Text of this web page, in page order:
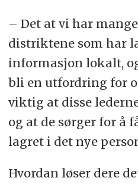
– Det at vi har
distriktene som har
informasjon lokalt,
bli en utfordring for
viktig at disse
og at de sørger for å
lagret i det nye
Hvordan løser dere